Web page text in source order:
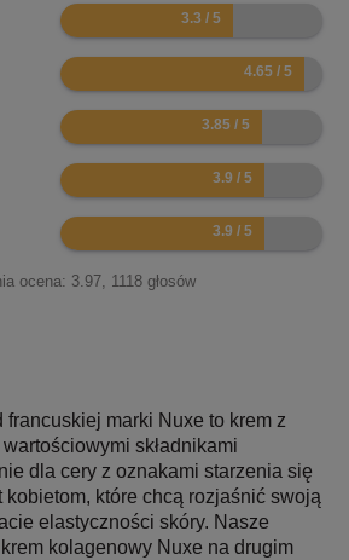
6.6
9.3
7.7
7.8
7.8
ocena: 3.97 1118 głosów
francuskiej marki Nuxe to krem z
składnikami
dla cery z oznakami starzenia się
kobietom, które chcą rozjaśnić swoją
elastyczności skóry. Nasze
kolagenowy Nuxe na drugim